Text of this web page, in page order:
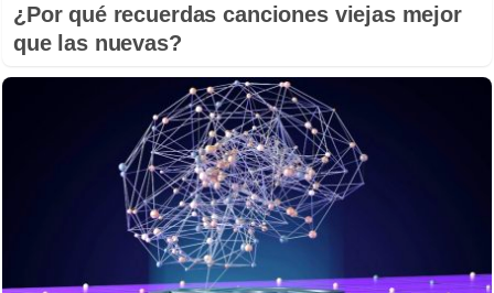
¿Por qué recuerdas canciones viejas mejor
que las nuevas?